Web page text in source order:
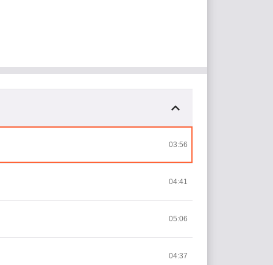
03:56
04:41
05:06
04:37